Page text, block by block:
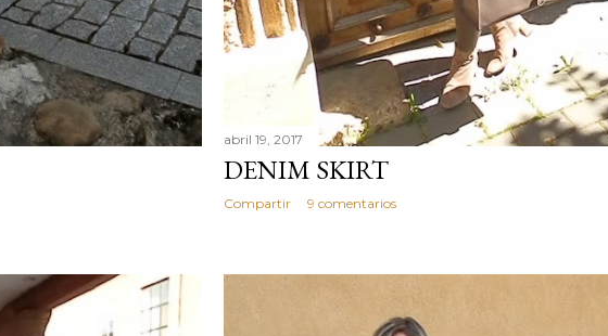
abril 19, 2017
DENIM SKIRT
Compartir 9 comentarios